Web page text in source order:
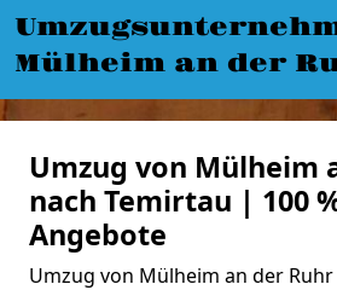
Mülheim an der
Umzug von Mülheim
nach Temirtau | 100
Angebote
Umzug von Mülheim an der